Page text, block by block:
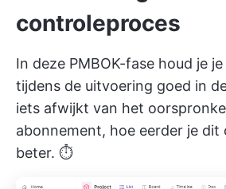
controleproces
In deze PMBOK-fase houd je
tijdens de uitvoering goed in
iets afwijkt van het
abonnement, hoe eerder je dit
beter. ⏱️